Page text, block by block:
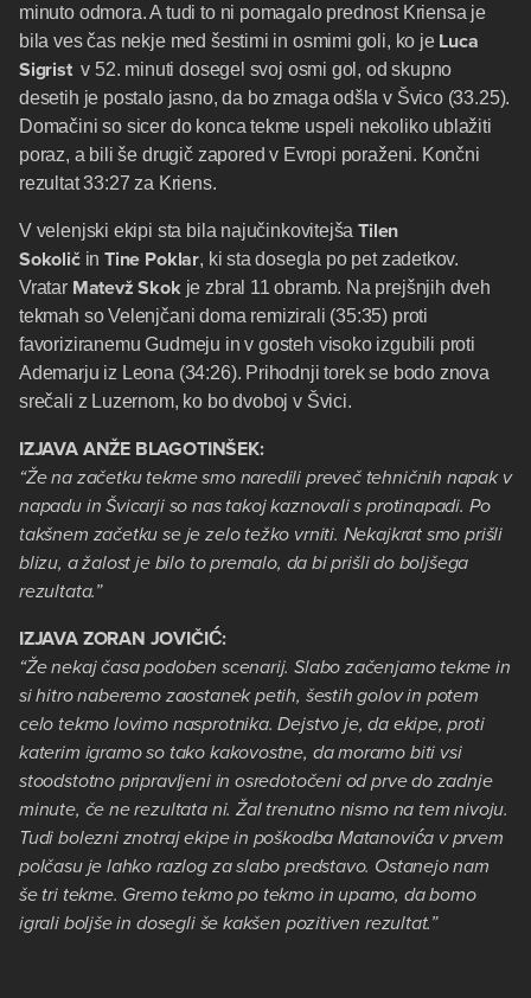
minuto odmora. A tudi to ni pomagalo prednost Kriensa je
bila ves čas nekje med šestimi in osmimi goli, ko je Luca
Sigrist v 52. minuti dosegel svoj osmi gol, od skupno
desetih je postalo jasno, da bo zmaga odšla v Švico (33.25).
Domačini so sicer do konca tekme uspeli nekoliko ublažiti
poraz, a bili še drugič zapored v Evropi poraženi. Končni
rezultat 33:27 za Kriens.
V velenjski ekipi sta bila najučinkovitejšaTilen
Sokolič inTine Poklar, ki sta dosegla po pet zadetkov.
Vratar Matevž Skok je zbral 11 obramb. Na prejšnjih dveh
tekmah so Velenjčani doma remizirali (35:35) proti
favoriziranemu Gudmeju in v gosteh visoko izgubili proti
Ademarju iz Leona (34:26). Prihodnji torek se bodo znova
srečali z Luzernom, ko bo dvoboj v Švici.
IZJAVA ANŽE BLAGOTINŠEK:
“Že na začetku tekme smo naredili preveč tehničnih napak v
napadu in Švicarji so nas takoj kaznovali s protinapadi. Po
takšnem začetku se je zelo težko vrniti. Nekajkrat smo prišli
blizu, a žalost je bilo to premalo, da bi prišli do boljšega
rezultata.”
IZJAVA ZORAN JOVIČIĆ:
“Že nekaj časa podoben scenarij. Slabo začenjamo tekme in
si hitro naberemo zaostanek petih, šestih golov in potem
celo tekmo lovimo nasprotnika. Dejstvo je, da ekipe, proti
katerim igramo so tako kakovostne, da moramo biti vsi
stoodstotno pripravljeni in osredotočeni od prve do zadnje
minute, če ne rezultata ni. Žal trenutno nismo na tem nivoju.
Tudi bolezni znotraj ekipe in poškodba Matanovića v prvem
polčasu je lahko razlog za slabo predstavo. Ostanejo nam
še tri tekme. Gremo tekmo po tekmo in upamo, da bomo
igrali boljše in dosegli še kakšen pozitiven rezultat.”